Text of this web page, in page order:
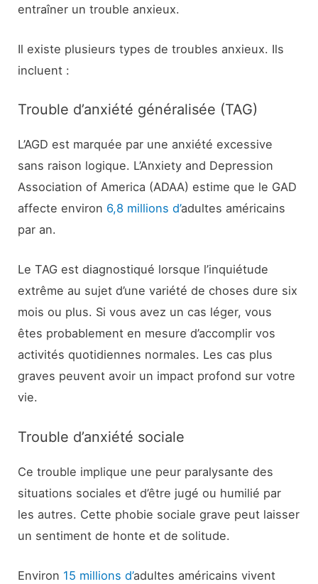
entraîner un trouble anxieux.
Il existe plusieurs types de troubles anxieux. Ils
incluent :
Trouble d’anxiété généralisée (TAG)
L’AGD est marquée par une anxiété excessive
sans raison logique. L’Anxiety and Depression
Association of America (ADAA) estime que le GAD
affecte environ 6,8 millions d’adultes américains
par an.
Le TAG est diagnostiqué lorsque l’inquiétude
extrême au sujet d’une variété de choses dure six
mois ou plus. Si vous avez un cas léger, vous
êtes probablement en mesure d’accomplir vos
activités quotidiennes normales. Les cas plus
graves peuvent avoir un impact profond sur votre
vie.
Trouble d’anxiété sociale
Ce trouble implique une peur paralysante des
situations sociales et d’être jugé ou humilié par
les autres. Cette phobie sociale grave peut laisser
un sentiment de honte et de solitude.
Environ 15 millions d’adultes américains vivent